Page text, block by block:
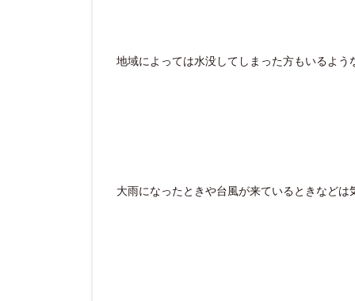
地域によっては水没してしまった方もいるよう
大雨になったときや台風が来ているときなどは